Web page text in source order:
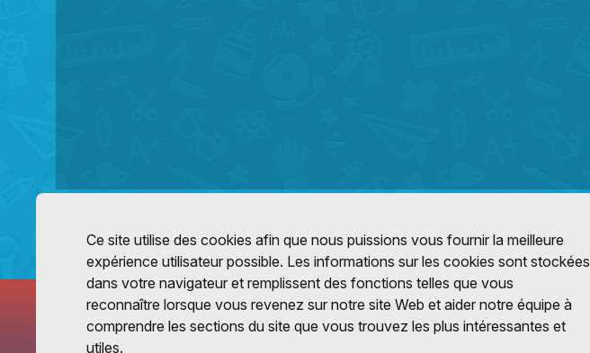
Ce site utilise des cookies afin que nous puissions vous fournir la meilleure
expérience utilisateur possible. Les informations sur les cookies sont stockées
dans votre navigateur et remplissent des fonctions telles que vous
reconnaître lorsque vous revenez sur notre site Web et aider notre équipe à
comprendre les sections du site que vous trouvez les plus intéressantes et
utiles.